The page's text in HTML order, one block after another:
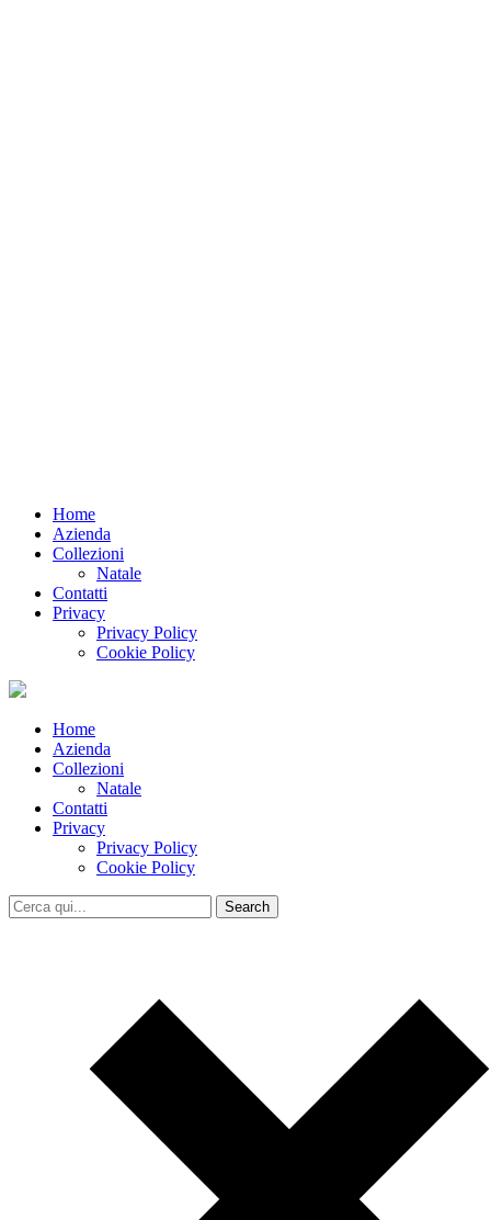
Home
Azienda
Collezioni
Natale
Contatti
Privacy
Privacy Policy
Cookie Policy
Home
Azienda
Collezioni
Natale
Contatti
Privacy
Privacy Policy
Cookie Policy